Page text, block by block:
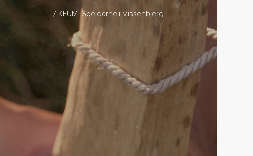
/ KFUM-Spejderne i Vissenbjerg